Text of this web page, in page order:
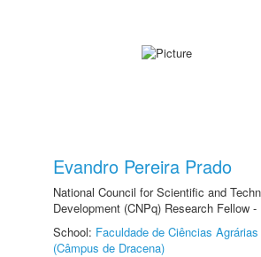
Evandro Pereira Prado
National Council for Scientific and
Development (CNPq) Research Fellow -
School: Faculdade de Ciências
(Câmpus de Dracena)